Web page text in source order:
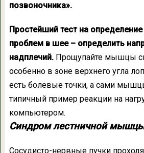
позвоночника».
Простейший тест на
проблем в шее – определить
надплечий.Прощупайте мышцы
особенно в зоне верхнего угла
есть болевые точки, а сами
типичный пример реакции на
компьютером.
Синдром лестничной
Сосудисто-нервные пучки